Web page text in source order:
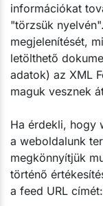
információkat
"törzsük
megjelenítését,
letölthető
adatok) az XML
maguk vesznek
Ha érdekli, hogy
a weboldalunk
megkönnyítjük
történő
a feed URL címét: